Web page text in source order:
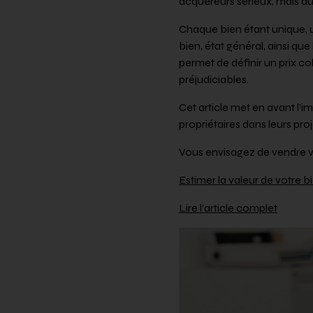
Chaque bien étant
bien, état général, ainsi
permet de définir un prix
préjudiciables.
Cet article met en avant
propriétaires dans leurs
Vous envisagez de vendre
Estimer la valeur de votre
Lire l’article complet
Lecteur